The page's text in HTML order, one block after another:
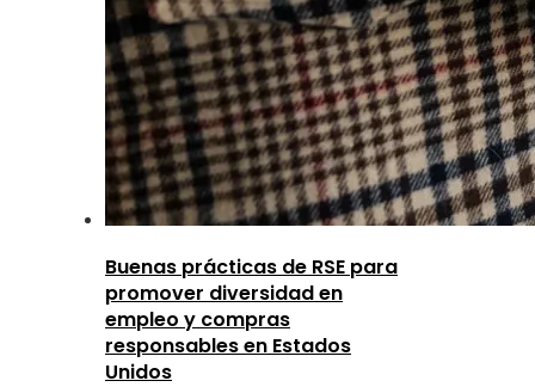
Buenas prácticas de RSE para
promover diversidad en
empleo y compras
responsables en Estados
Unidos